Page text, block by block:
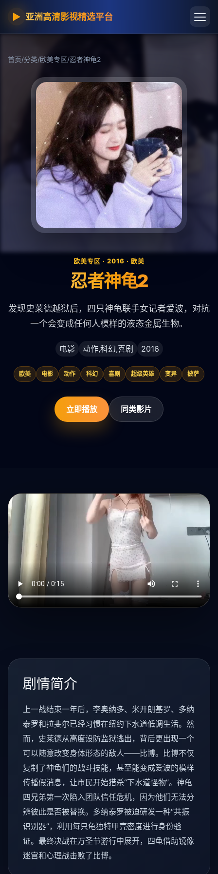
▶ 亚洲高清影视精选平台
首页/分类/欧美专区/忍者神龟2
欧美专区 · 2016 · 欧美
忍者神龟2
发现史莱德越狱后，四只神龟联手女记者爱波，对抗
一个会变成任何人模样的液态金属生物。
电影 动作,科幻,喜剧 2016
欧美 电影 动作 科幻 喜剧 超级英雄 变异 披萨
立即播放 同类影片
剧情简介
上一战结束一年后，李奥纳多、米开朗基罗、多纳
泰罗和拉斐尔已经习惯在纽约下水道低调生活。然
而，史莱德从高度设防监狱逃出，背后更出现一个
可以随意改变身体形态的敌人——比博。比博不仅
复制了神龟们的战斗技能，甚至能变成爱波的模样
传播假消息，让市民开始猎杀“下水道怪物”。神龟
四兄弟第一次陷入团队信任危机，因为他们无法分
辨彼此是否被替换。多纳泰罗被迫研发一种“共振
识别器”，利用每只龟独特甲壳密度进行身份验
证。最终决战在万圣节游行中展开，四龟借助镜像
迷宫和心理战击败了比博。